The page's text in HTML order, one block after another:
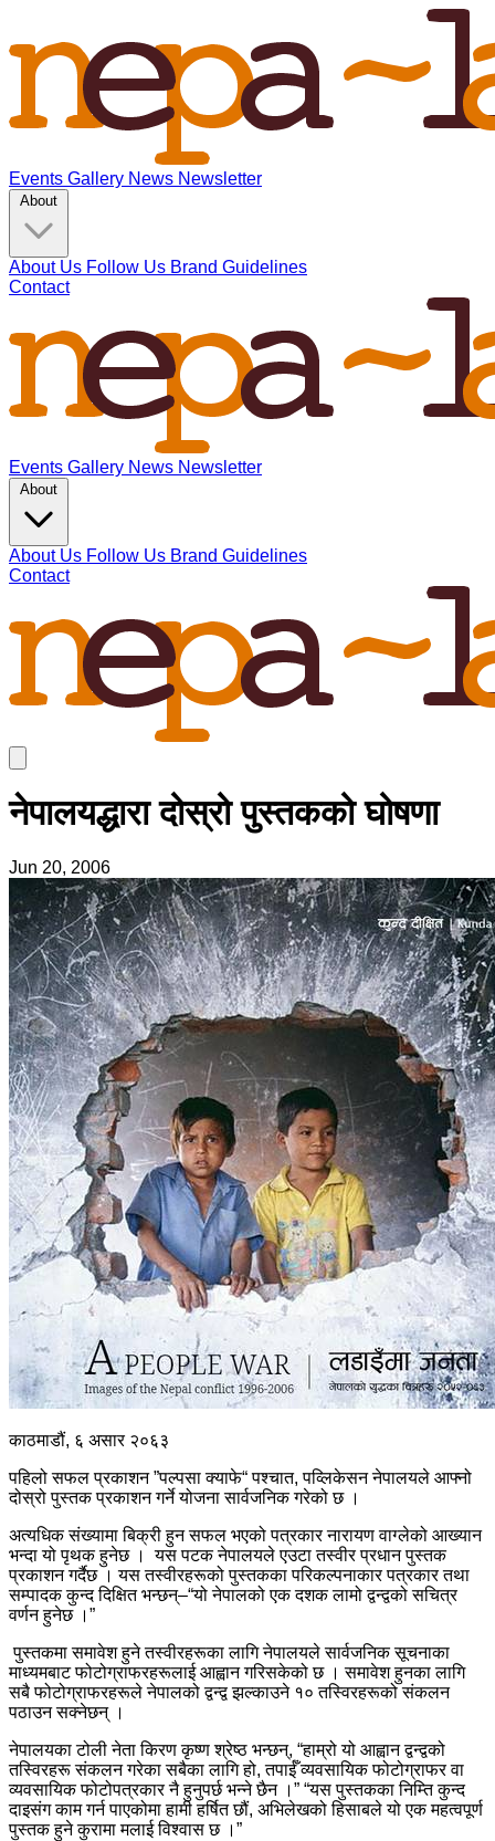
Events Gallery News Newsletter
About Us Follow Us Brand Guidelines
Contact
Events Gallery News Newsletter
About Us Follow Us Brand Guidelines
Contact
नेपालयद्धारा दोस्रो पुस्तकको घोषणा
Jun 20, 2006
काठमाडौं, ६ असार २०६३
पहिलो सफल प्रकाशन ”पल्पसा क्याफे“ पश्चात, पव्लिकेसन नेपालयले आफ्नो
दोस्रो पुस्तक प्रकाशन गर्ने योजना सार्वजनिक गरेको छ ।
अत्यधिक संख्यामा बिक्री हुन सफल भएको पत्रकार नारायण वाग्लेको आख्यान
भन्दा यो पृथक हुनेछ । यस पटक नेपालयले एउटा तस्वीर प्रधान पुस्तक
प्रकाशन गर्दैछ । यस तस्वीरहरूको पुस्तकका परिकल्पनाकार पत्रकार तथा
सम्पादक कुन्द दिक्षित भन्छन्–“यो नेपालको एक दशक लामो द्वन्द्वको सचित्र
वर्णन हुनेछ ।”
पुस्तकमा समावेश हुने तस्वीरहरूका लागि नेपालयले सार्वजनिक सूचनाका
माध्यमबाट फोटोग्राफरहरूलाई आह्वान गरिसकेको छ । समावेश हुनका लागि
सबै फोटोग्राफरहरूले नेपालको द्वन्द्व झल्काउने १० तस्विरहरूको संकलन
पठाउन सक्नेछन् ।
नेपालयका टोली नेता किरण कृष्ण श्रेष्ठ भन्छन्, “हाम्रो यो आह्वान द्वन्द्वको
तस्विरहरू संकलन गरेका सबैका लागि हो, तपाईँ व्यवसायिक फोटोग्राफर वा
व्यवसायिक फोटोपत्रकार नै हुनुपर्छ भन्ने छैन ।” “यस पुस्तकका निम्ति कुन्द
दाइसंग काम गर्न पाएकोमा हामी हर्षित छौं, अभिलेखको हिसाबले यो एक महत्वपूर्ण
पुस्तक हुने कुरामा मलाई विश्वास छ ।”